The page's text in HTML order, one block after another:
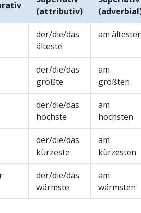
(attributiv)
der/die/das
älteste
am
der/die/das
größte
am
größten
der/die/das
höchste
am
höchsten
der/die/das
kürzeste
am
kürzesten
der/die/das
wärmste
am
wärmsten